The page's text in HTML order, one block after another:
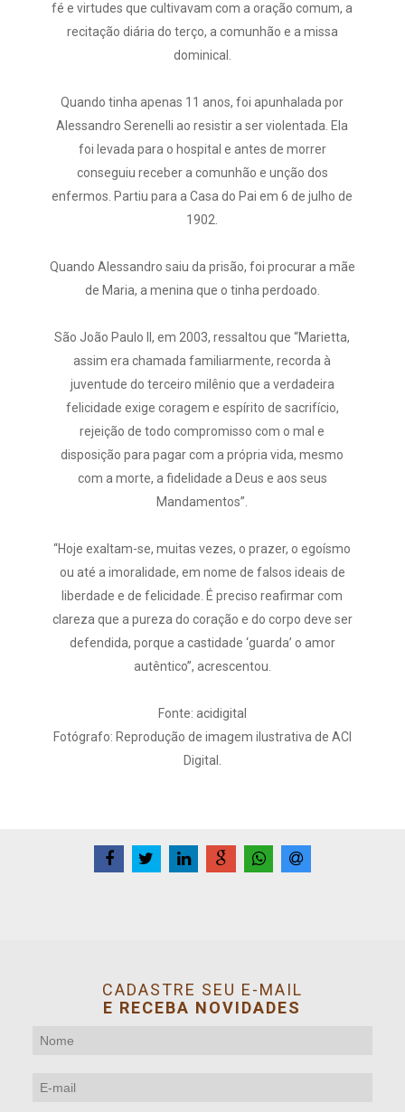
fé e virtudes que cultivavam com a oração comum, a
recitação diária do terço, a comunhão e a missa
dominical.
Quando tinha apenas 11 anos, foi apunhalada por
Alessandro Serenelli ao resistir a ser violentada. Ela
foi levada para o hospital e antes de morrer
conseguiu receber a comunhão e unção dos
enfermos. Partiu para a Casa do Pai em 6 de julho de
1902.
Quando Alessandro saiu da prisão, foi procurar a mãe
de Maria, a menina que o tinha perdoado.
São João Paulo II, em 2003, ressaltou que “Marietta,
assim era chamada familiarmente, recorda à
juventude do terceiro milênio que a verdadeira
felicidade exige coragem e espírito de sacrifício,
rejeição de todo compromisso com o mal e
disposição para pagar com a própria vida, mesmo
com a morte, a fidelidade a Deus e aos seus
Mandamentos”.
“Hoje exaltam-se, muitas vezes, o prazer, o egoísmo
ou até a imoralidade, em nome de falsos ideais de
liberdade e de felicidade. É preciso reafirmar com
clareza que a pureza do coração e do corpo deve ser
defendida, porque a castidade ‘guarda’ o amor
autêntico”, acrescentou.
Fonte: acidigital
Fotógrafo: Reprodução de imagem ilustrativa de ACI
Digital.
CADASTRE SEU E-MAIL
E RECEBA NOVIDADES